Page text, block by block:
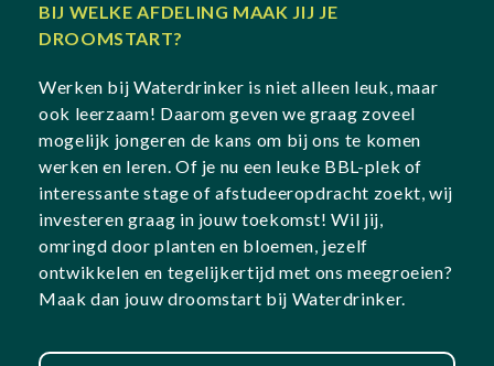
BIJ WELKE AFDELING MAAK JIJ JE
DROOMSTART?
Werken bij Waterdrinker is niet alleen leuk, maar
ook leerzaam! Daarom geven we graag zoveel
mogelijk jongeren de kans om bij ons te komen
werken en leren. Of je nu een leuke BBL-plek of
interessante stage of afstudeeropdracht zoekt, wij
investeren graag in jouw toekomst! Wil jij,
omringd door planten en bloemen, jezelf
ontwikkelen en tegelijkertijd met ons meegroeien?
Maak dan jouw droomstart bij Waterdrinker.